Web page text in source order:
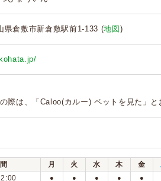
県倉敷市新倉敷駅前1-133 (地図 )
際は、「Caloo(カルー) ペットを見た」と
月 火 水 木 金
● ● ● ● ●